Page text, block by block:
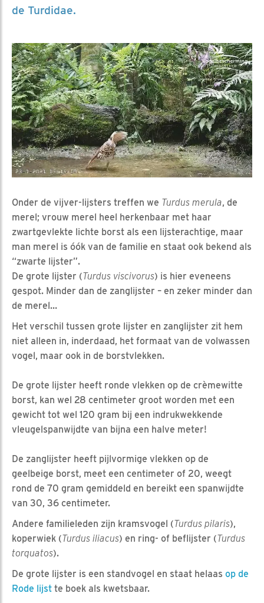
de Turdidae.
Onder de vijver-lijsters treffen we Turdus merula, de
merel; vrouw merel heel herkenbaar met haar
zwartgevlekte lichte borst als een lijsterachtige, maar
man merel is óók van de familie en staat ook bekend als
“zwarte lijster”.
De grote lijster (Turdus viscivorus) is hier eveneens
gespot. Minder dan de zanglijster – en zeker minder dan
de merel…
Het verschil tussen grote lijster en zanglijster zit hem
niet alleen in, inderdaad, het formaat van de volwassen
vogel, maar ook in de borstvlekken.
De grote lijster heeft ronde vlekken op de crèmewitte
borst, kan wel 28 centimeter groot worden met een
gewicht tot wel 120 gram bij een indrukwekkende
vleugelspanwijdte van bijna een halve meter!
De zanglijster heeft pijlvormige vlekken op de
geelbeige borst, meet een centimeter of 20, weegt
rond de 70 gram gemiddeld en bereikt een spanwijdte
van 30, 36 centimeter.
Andere familieleden zijn kramsvogel (Turdus pilaris),
koperwiek (Turdus iliacus) en ring- of beflijster (Turdus
torquatos).
De grote lijster is een standvogel en staat helaas op de
Rode lijst te boek als kwetsbaar.